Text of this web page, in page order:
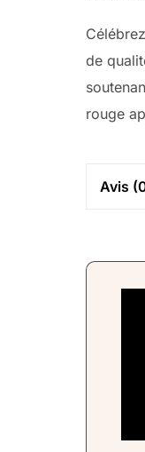
de
rouge
Avis